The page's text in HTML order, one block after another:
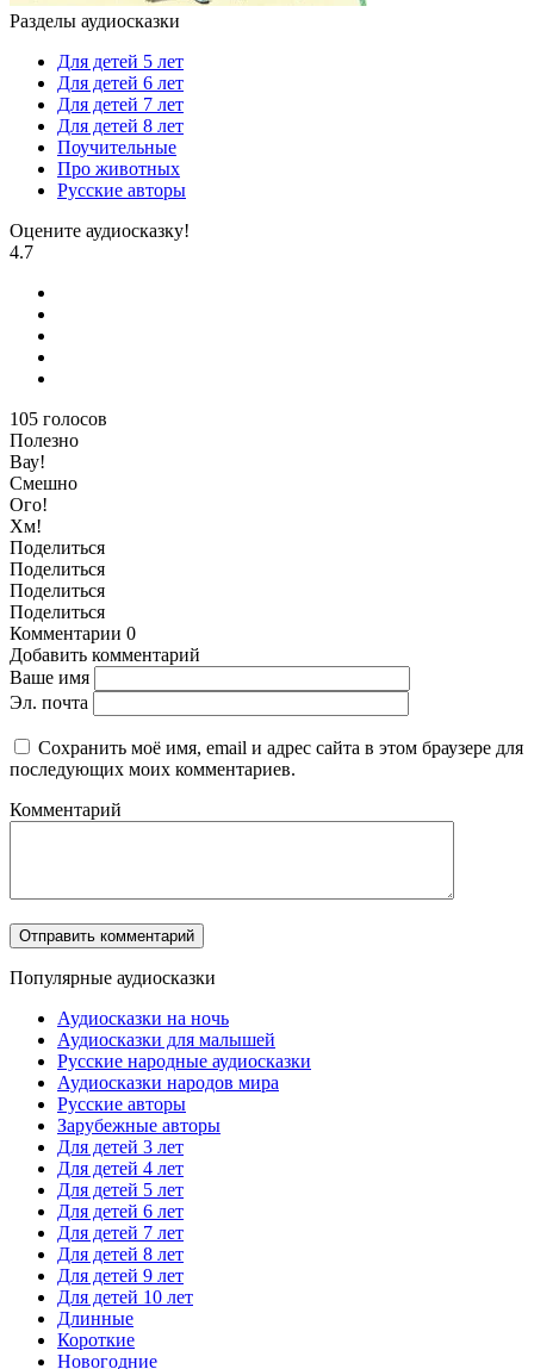
Разделы аудиосказки
Для детей 5 лет
Для детей 6 лет
Для детей 7 лет
Для детей 8 лет
Поучительные
Про животных
Русские авторы
Оцените аудиосказку!
4.7
105 голосов
Полезно
Вау!
Смешно
Ого!
Хм!
Поделиться
Поделиться
Поделиться
Поделиться
Комментарии 0
Добавить комментарий
Ваше имя
Эл. почта
Сохранить моё имя, email и адрес сайта в этом браузере для
последующих моих комментариев.
Комментарий
Популярные аудиосказки
Аудиосказки на ночь
Аудиосказки для малышей
Русские народные аудиосказки
Аудиосказки народов мира
Русские авторы
Зарубежные авторы
Для детей 3 лет
Для детей 4 лет
Для детей 5 лет
Для детей 6 лет
Для детей 7 лет
Для детей 8 лет
Для детей 9 лет
Для детей 10 лет
Длинные
Короткие
Новогодние